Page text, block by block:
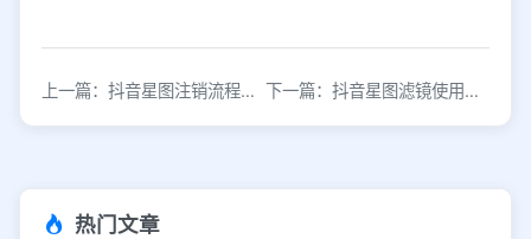
上一篇：抖音星图注销流程及跳转链接插入方法 下一篇：抖音星图滤镜使用方法及跳转链接生成指南
热门文章